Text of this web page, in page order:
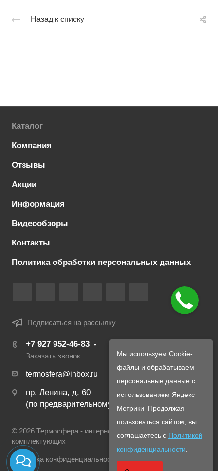
Назад к списку
Каталог
Компания
Отзывы
Акции
Информация
Видеообзоры
Контакты
Политика обработки персональных данных
Подписаться на рассылку
+7 927 952-46-83
Заказать звонок
termosfera@inbox.ru
пр. Ленина, д. 60
(по предварительному созвону с менеджером)
© 2026 Термосфера - интернет магазин печей и
комплектующих
Политика конфиденциальности
Мы используем Cookie-
файлы и обрабатываем
персональные данные с
использованием Яндекс
Метрики. Продолжая
пользоваться сайтом, вы
соглашаетесь с Политикой
конфиденциальности